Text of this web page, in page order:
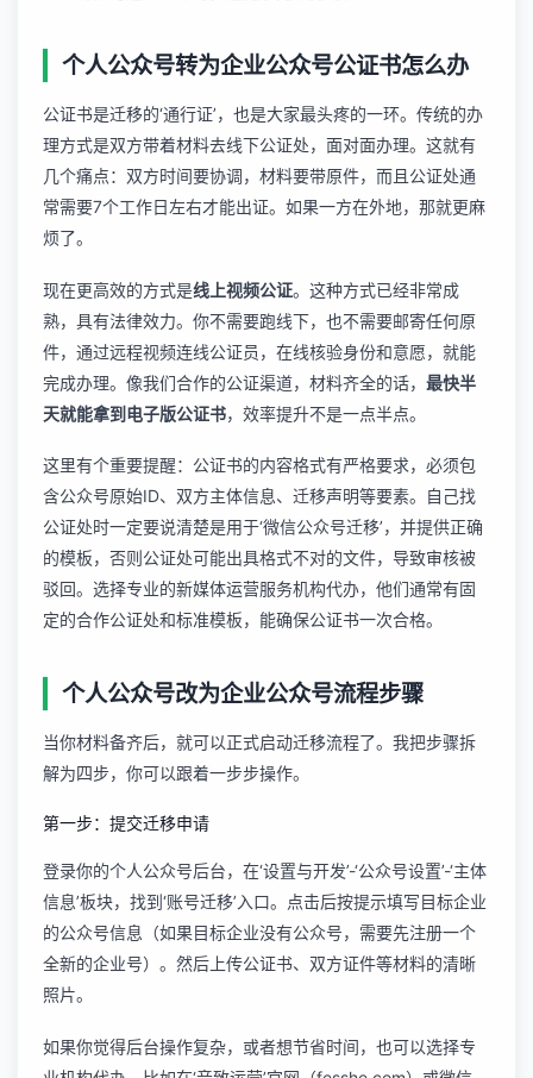
个人公众号转为企业公众号公证书怎么办
公证书是迁移的‘通行证’，也是大家最头疼的一环。传统的办
理方式是双方带着材料去线下公证处，面对面办理。这就有
几个痛点：双方时间要协调，材料要带原件，而且公证处通
常需要7个工作日左右才能出证。如果一方在外地，那就更麻
烦了。
现在更高效的方式是线上视频公证。这种方式已经非常成
熟，具有法律效力。你不需要跑线下，也不需要邮寄任何原
件，通过远程视频连线公证员，在线核验身份和意愿，就能
完成办理。像我们合作的公证渠道，材料齐全的话， 最快半
天就能拿到电子版公证书，效率提升不是一点半点。
这里有个重要提醒：公证书的内容格式有严格要求，必须包
含公众号原始ID、双方主体信息、迁移声明等要素。自己找
公证处时一定要说清楚是用于‘微信公众号迁移’，并提供正确
的模板，否则公证处可能出具格式不对的文件，导致审核被
驳回。选择专业的新媒体运营服务机构代办，他们通常有固
定的合作公证处和标准模板，能确保公证书一次合格。
个人公众号改为企业公众号流程步骤
当你材料备齐后，就可以正式启动迁移流程了。我把步骤拆
解为四步，你可以跟着一步步操作。
第一步：提交迁移申请
登录你的个人公众号后台，在‘设置与开发’-‘公众号设置’-‘主体
信息’板块，找到‘账号迁移’入口。点击后按提示填写目标企业
的公众号信息（如果目标企业没有公众号，需要先注册一个
全新的企业号）。然后上传公证书、双方证件等材料的清晰
照片。
如果你觉得后台操作复杂，或者想节省时间，也可以选择专